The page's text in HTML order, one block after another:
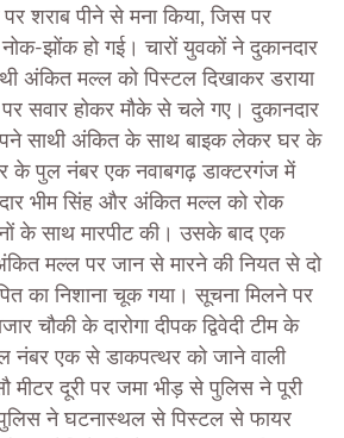
शराब पीने से मना किया, जिस पर
झोंक हो गई। चारों युवकों ने दुकानदार
अंकित मल्ल को पिस्टल दिखाकर डराया
पर सवार होकर मौके से चले गए। दुकानदार
साथी अंकित के साथ बाइक लेकर घर के
के पुल नंबर एक नवाबगढ़ डाक्टरगंज में
भीम सिंह और अंकित मल्ल को रोक
के साथ मारपीट की। उसके बाद एक
मल्ल पर जान से मारने की नियत से दो
का निशाना चूक गया। सूचना मिलने पर
चौकी के दारोगा दीपक द्विवेदी टीम के
नंबर एक से डाकपत्थर को जाने वाली
दूरी पर जमा भीड़ से पुलिस ने पूरी
पुलिस ने घटनास्थल से पिस्टल से फायर